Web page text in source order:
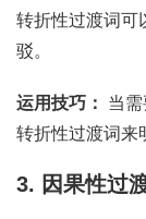
转折性过渡词可
驳。
运用技巧：
当
转折性过渡词来
3. 因果性过